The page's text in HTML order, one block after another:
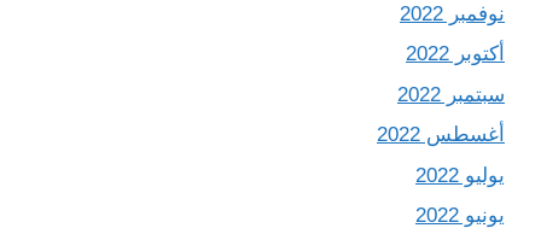
نوفمبر 2022
أكتوبر 2022
سبتمبر 2022
أغسطس 2022
يوليو 2022
يونيو 2022